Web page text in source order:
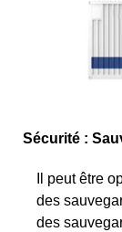
Sécurité :
Il peut être
des
des